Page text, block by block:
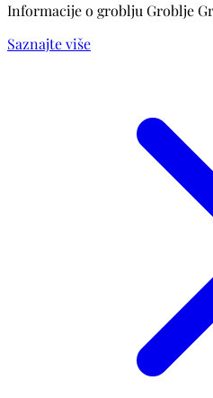
Informacije o groblju Groblje
Saznajte više